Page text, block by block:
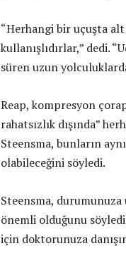
“Herhangi bir uçuşta
kullanışlıdırlar,” dedi.
süren uzun
Reap, kompresyon
rahatsızlık dışında”
Steensma, bunların
olabileceğini söyledi.
Steensma,
önemli olduğunu
için doktorunuza